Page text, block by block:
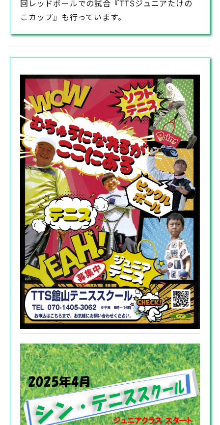
回レッドボールでの試合『TTSジュニアたけの
こカップ』も行っています。